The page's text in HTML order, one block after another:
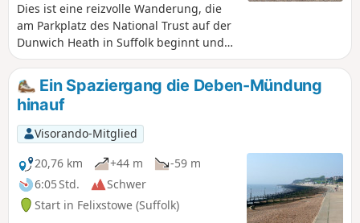
Dies ist eine reizvolle Wanderung, die
am Parkplatz des National Trust auf der
Dunwich Heath in Suffolk beginnt und
über die Heide in Richtung Dunwich
führt, mit einer Reihe interessanter
Zwischenstopps zum Besichtigen und
Essen, über Nebenstraßen und
Fußwege und zurück über die Heide.
Ein Spaziergang die Deben-Mündung
hinauf
Visorando-Mitglied
20,76 km
+44 m
-59 m
6:05 Std.
Schwer
Start in Felixstowe (Suffolk)